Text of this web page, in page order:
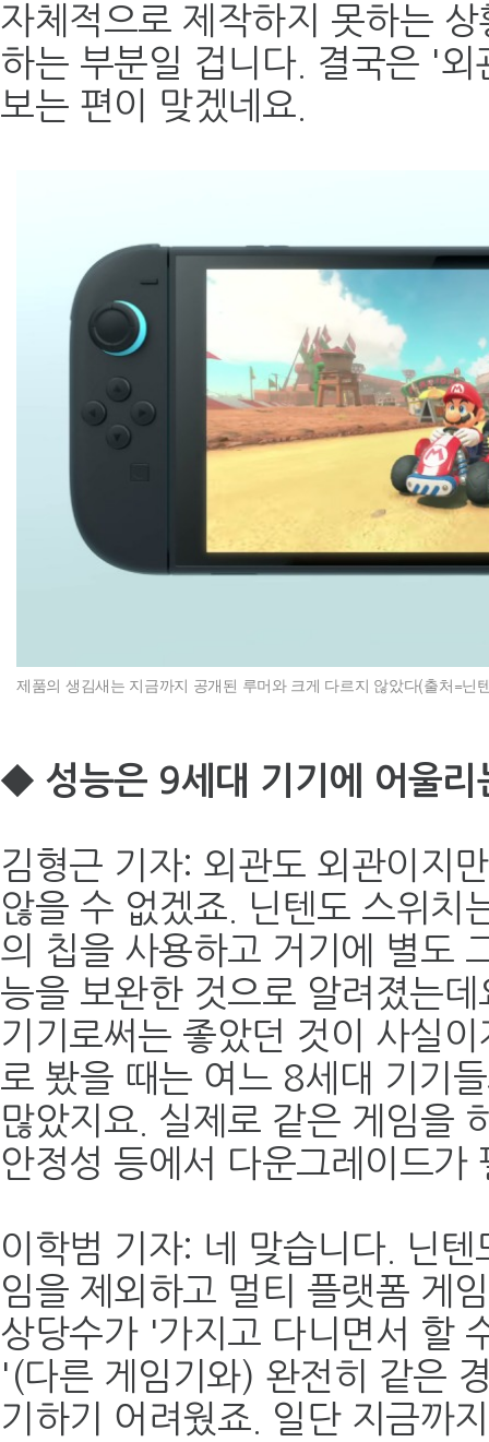
자체적으로 제작하지 못하는
하는 부분일 겁니다. 결국은 '
보는 편이 맞겠네요.
제품의 생김새는 지금까지 공개된 루머와 크게 다르지 않았다(출처=닌
◆ 성능은 9세대 기기에 어울리
김형근 기자: 외관도 외관이지
않을 수 없겠죠. 닌텐도 스위치
의 칩을 사용하고 거기에 별도
능을 보완한 것으로 알려졌는
기기로써는 좋았던 것이 사실
로 봤을 때는 여느 8세대 기기
많았지요. 실제로 같은 게임을
안정성 등에서 다운그레이드가
이학범 기자: 네 맞습니다. 닌
임을 제외하고 멀티 플랫폼 게
상당수가 '가지고 다니면서 할
'(다른 게임기와) 완전히 같은
기하기 어려웠죠. 일단 지금까